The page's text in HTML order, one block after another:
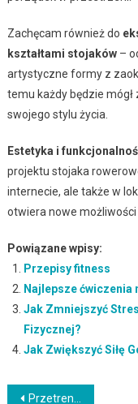
Zachęcam również do
kształtami stojaków–
artystyczne formy z
temu każdy będzie
swojego stylu życia.
Estetyka i
projektu stojaka
internecie, ale także w
otwiera nowe
Powiązane wpisy:
Przepisy fitness
Najlepsze ćwiczenia
Jak Zmniejszyć
Fizycznej?
Jak Zwiększyć Siłę
Przetrenowanie: przyczyny, objawy i metody zapobiegania